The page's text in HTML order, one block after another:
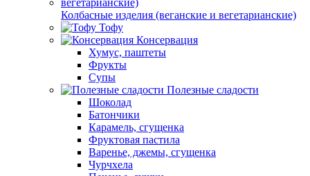
Колбасные изделия (веганские и вегетарианские)
Тофу
Консервация
Хумус, паштеты
Фрукты
Супы
Полезные сладости
Шоколад
Батончики
Карамель, сгущенка
Фруктовая пастила
Варенье, джемы, сгущенка
Чурчхела